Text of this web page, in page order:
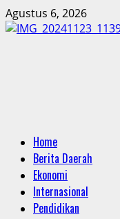
Skip
to
Agustus 6, 2026
Primary
Menu
Home
Berita Daerah
Ekonomi
Internasional
Pendidikan